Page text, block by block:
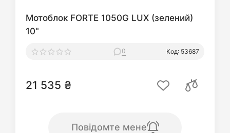
Мотоблок FORTE 1050G LUX (зелений)
10"
0 Код: 53687
21 535 ₴
Повідомте мене